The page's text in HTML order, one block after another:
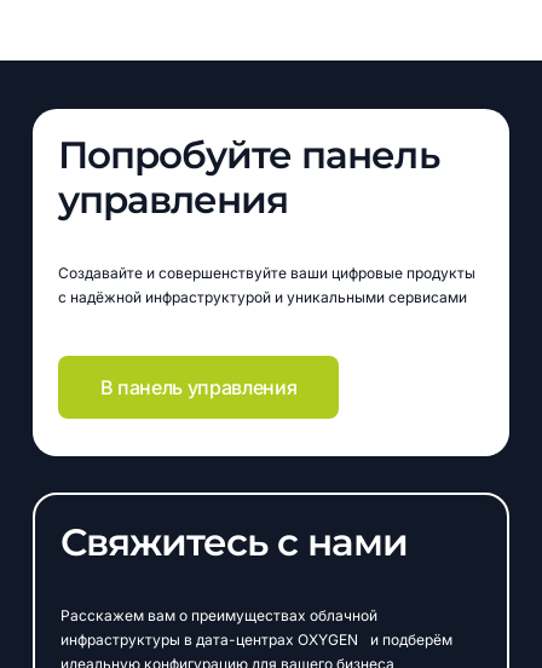
Попробуйте панель
управления
Создавайте и совершенствуйте ваши цифровые продукты
с надёжной инфраструктурой и уникальными сервисами
В панель управления
Свяжитесь с нами
Расскажем вам о преимуществах облачной
инфраструктуры в дата-центрах OXYGEN и подберём
идеальную конфигурацию для вашего бизнеса